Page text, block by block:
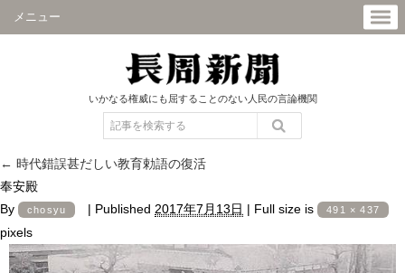
メニュー
いかなる権威にも屈することのない人民の言論機関
← 時代錯誤甚だしい教育勅語の復活
奉安殿
By
chosyu | Published 2017年7月13日 | Full size is 491 × 437
pixels